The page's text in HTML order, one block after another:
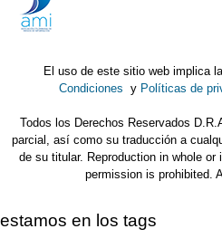
El uso de este sitio web implica
Condiciones y Políticas de
Todos los Derechos Reservados
parcial, así como su traducción a
de su titular. Reproduction in whole
permission is prohibited.
estamos en los tags